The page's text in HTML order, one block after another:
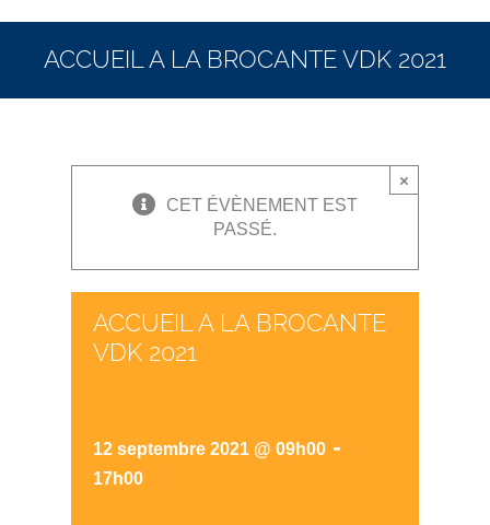
ACCUEIL A LA BROCANTE VDK 2021
×
CET ÉVÈNEMENT EST
PASSÉ.
ACCUEIL A LA BROCANTE
VDK 2021
12 septembre 2021 @ 09h00 -
17h00